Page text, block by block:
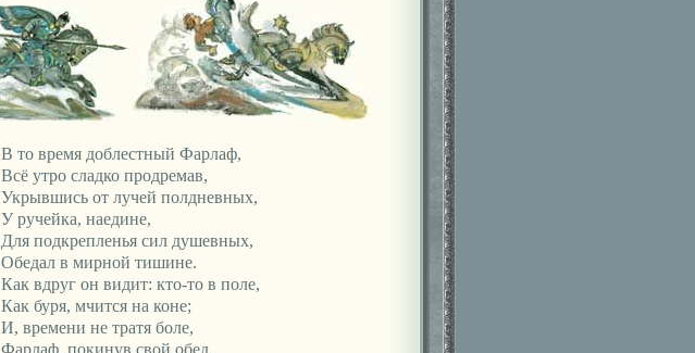
В то время доблестный Фарлаф,
Всё утро сладко продремав,
Укрывшись от лучей полдневных,
У ручейка, наедине,
Для подкрепленья сил душевных,
Обедал в мирной тишине.
Как вдруг он видит: кто-то в поле,
Как буря, мчится на коне;
И, времени не тратя боле,
Фарлаф, покинув свой обед,